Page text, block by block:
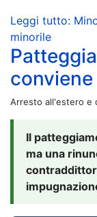
Leggi tutto:
minorile
Arresto all'estero e
Il
ma una